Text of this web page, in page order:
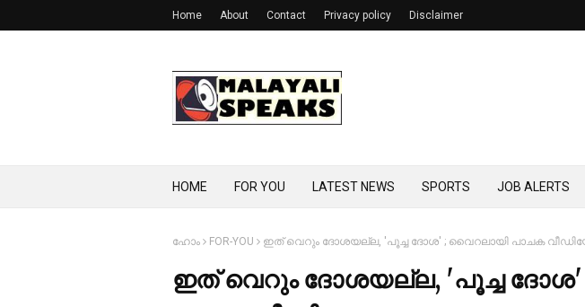
Home About Contact Privacy policy Disclaimer
HOME FOR YOU LATEST NEWS SPORTS JOB ALERTS
ഹോം FOR-YOU ഇത് വെറും ദോശയല്ല, 'പൂച്ച ദോശ' ; വൈറലായി പാചക
ഇത് വെറും ദോശയല്ല, 'പൂച്ച ദോശ'